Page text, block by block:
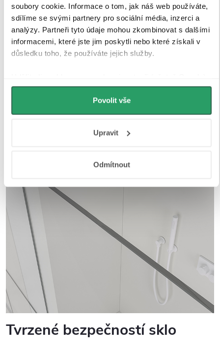
soubory cookie. Informace o tom, jak náš web používáte,
sdílíme se svými partnery pro sociální média, inzerci a
analýzy. Partneři tyto údaje mohou zkombinovat s dalšími
informacemi, které jste jim poskytli nebo které získali v
důsledku toho, že používáte jejich služby.
můžeme používat cookies pro analytiku a
personalizovanou reklamu. Jak Google zpracovává
osobní údaje najdete na stránkách
Povolit vše
Upravit
Odmítnout
Tvrzené bezpečností sklo